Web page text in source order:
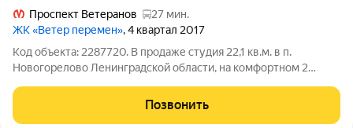
Проспект Ветеранов
27 мин.
ЖК «Ветер перемен», 4 квартал 2017
Код объекта: 2287720. В продаже студия 22,1 кв.м. в п.
Новогорелово Ленинградской области, на комфортном 2
студия широкий балкон 2 кв.м. Просторная ванная с ванной (не
душевая кабина)
Позвонить